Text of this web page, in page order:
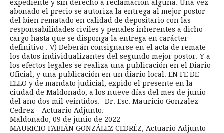
expediente y sin derecho a reclamación alguna. Una vez
abonado el precio se autoriza la entrega al mejor postor
del bien rematado en calidad de depositario con las
responsabilidades civiles y penales inherentes a dicho
cargo hasta que se disponga la entrega en carácter
definitivo . V) Deberán consignarse en el acta de remate
los datos individualizantes del segundo mejor postor. Y a
los efectos legales se realiza una publicación en el Diario
Oficial, y una publicación en un diario local. EN FE DE
ELLO y de mandato judicial, expido el presente en la
ciudad de Maldonado, a los nueve días del mes de junio
del año dos mil veintidos.- Dr. Esc. Mauricio Gonzalez
Cedrez – Actuario Adjunto.-
Maldonado, 09 de junio de 2022
MAURICIO FABIÁN GONZÁLEZ CEDRÉZ, Actuario Adjunto